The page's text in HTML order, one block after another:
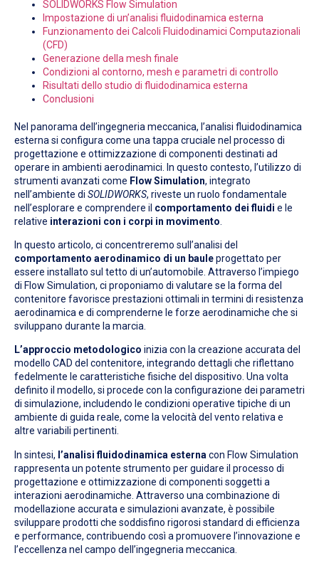
SOLIDWORKS Flow Simulation
Impostazione di un’analisi fluidodinamica esterna
Funzionamento dei Calcoli Fluidodinamici Computazionali
(CFD)
Generazione della mesh finale
Condizioni al contorno, mesh e parametri di controllo
Risultati dello studio di fluidodinamica esterna
Conclusioni
Nel panorama dell’ingegneria meccanica, l’analisi fluidodinamica
esterna si configura come una tappa cruciale nel processo di
progettazione e ottimizzazione di componenti destinati ad
operare in ambienti aerodinamici. In questo contesto, l’utilizzo di
strumenti avanzati come Flow Simulation, integrato
nell’ambiente di SOLIDWORKS, riveste un ruolo fondamentale
nell’esplorare e comprendere il comportamento dei fluidi e le
relative interazioni con i corpi in movimento
In questo articolo, ci concentreremo sull’analisi del
comportamento aerodinamico di un bauleprogettato per
essere installato sul tetto di un’automobile. Attraverso l’impiego
di Flow Simulation, ci proponiamo di valutare se la forma del
contenitore favorisce prestazioni ottimali in termini di resistenza
aerodinamica e di comprenderne le forze aerodinamiche che si
sviluppano durante la marcia.
L’approccio metodologico inizia con la creazione accurata del
modello CAD del contenitore, integrando dettagli che riflettano
fedelmente le caratteristiche fisiche del dispositivo. Una volta
definito il modello, si procede con la configurazione dei parametri
di simulazione, includendo le condizioni operative tipiche di un
ambiente di guida reale, come la velocità del vento relativa e
altre variabili pertinenti.
In sintesi, l’analisi fluidodinamica esterna con Flow Simulation
rappresenta un potente strumento per guidare il processo di
progettazione e ottimizzazione di componenti soggetti a
interazioni aerodinamiche. Attraverso una combinazione di
modellazione accurata e simulazioni avanzate, è possibile
sviluppare prodotti che soddisfino rigorosi standard di efficienza
e performance, contribuendo così a promuovere l’innovazione e
l’eccellenza nel campo dell’ingegneria meccanica.